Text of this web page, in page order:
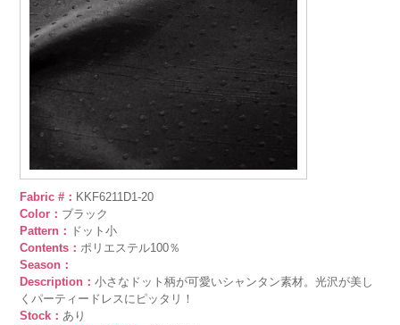
Fabric #： KKF6211D1-20
Color： ブラック
Pattern： ドット小
Contents：ポリエステル100％
Season：
Description：小さなドット柄が可愛いシャンタン素材。光沢が美し
くパーティードレスにピッタリ！
Stock：あり